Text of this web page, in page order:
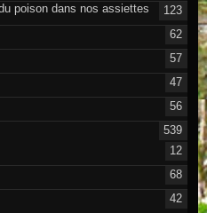
poison dans nos assiettes
123
62
57
47
56
539
12
68
42